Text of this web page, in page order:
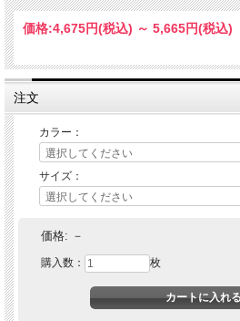
価格:4,675円(税込) ～ 5,665円(税込)
注文
カラー：
サイズ：
価格: －
購入数： 枚